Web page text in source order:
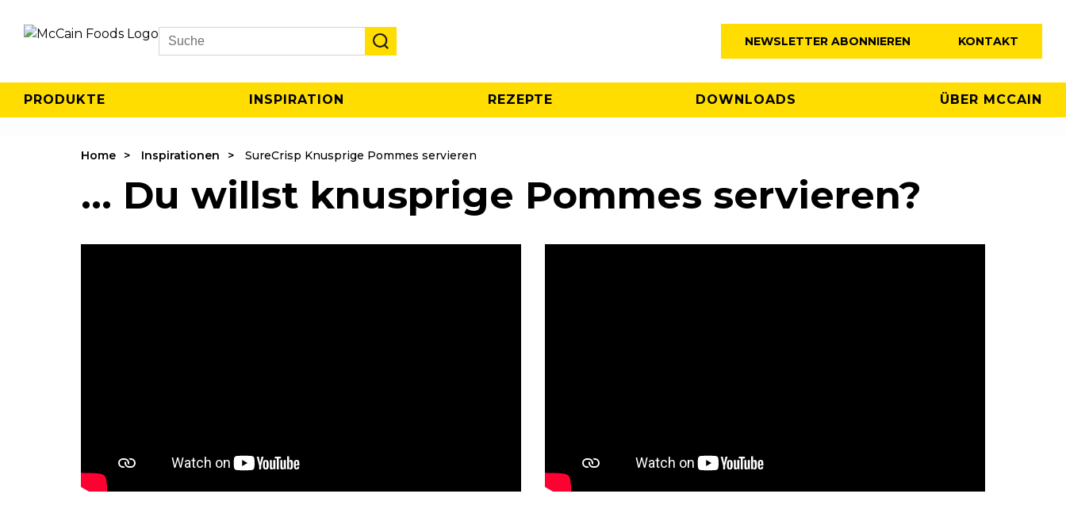
Search
NEWSLETTER ABONNIEREN KONTAKT
PRODUKTE INSPIRATION REZEPTE DOWNLOADS ÜBER MCCAIN
Home Inspirationen SureCrisp Knusprige Pommes servieren
... Du willst knusprige Pommes servieren?